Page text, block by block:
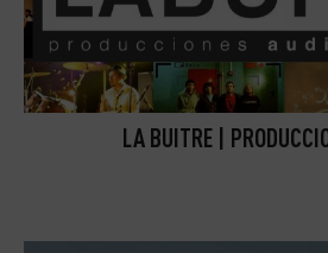
LA BUITRE |